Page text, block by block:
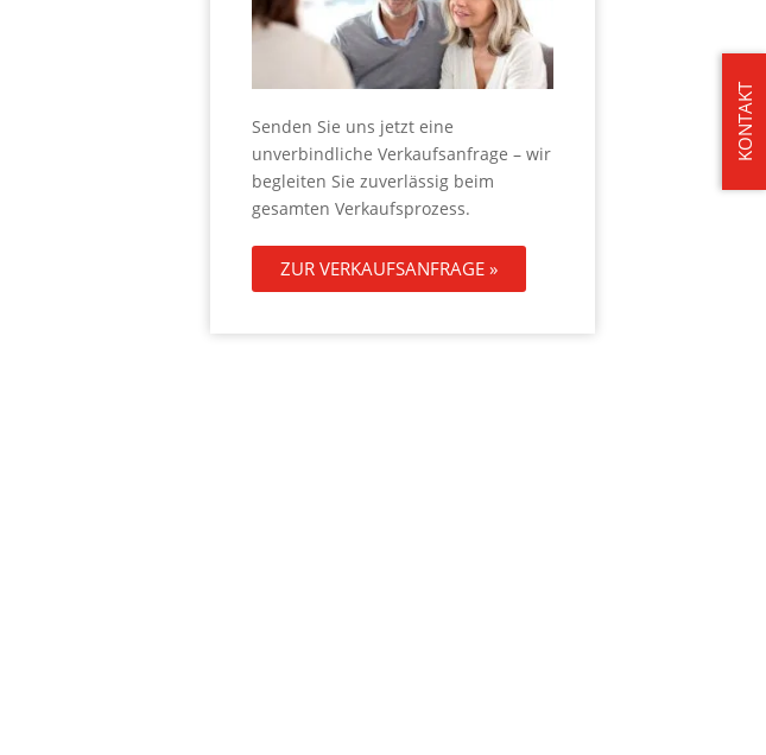
KONTAKT
Senden Sie uns jetzt eine
unverbindliche Verkaufsanfrage – wir
begleiten Sie zuverlässig beim
gesamten Verkaufsprozess.
ZUR VERKAUFSANFRAGE »